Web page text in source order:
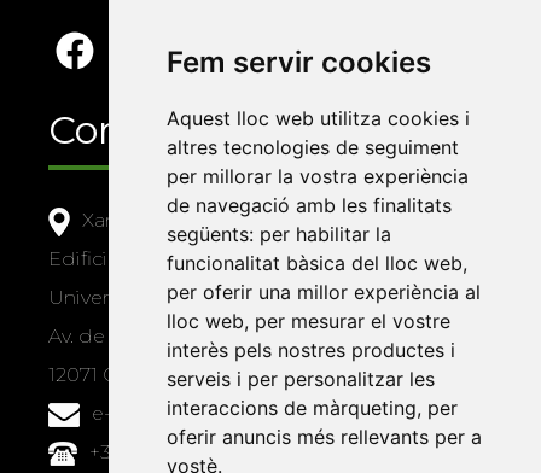
Fem servir cookies
Aquest lloc web utilitza cookies i
altres tecnologies de seguiment
per millorar la vostra experiència
de navegació amb les finalitats
següents: per habilitar la
funcionalitat bàsica del lloc web,
per oferir una millor experiència al
lloc web, per mesurar el vostre
interès pels nostres productes i
serveis i per personalitzar les
interaccions de màrqueting, per
oferir anuncis més rellevants per a
vostè.
Contacte
Xarxa Vives d'Universitats
Edifici Àgora
Universitat Jaume I, local 10
Av. de Vicent Sos Baynat, s/n
12071 Castelló de la Plana
e-buc@vives.org
+34 964 72 89 93